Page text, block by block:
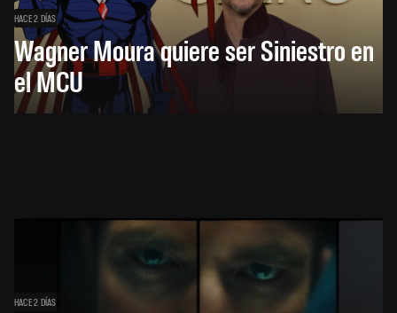
HACE 2 DÍAS
Wagner Moura quiere ser Siniestro en
el MCU
HACE 2 DÍAS